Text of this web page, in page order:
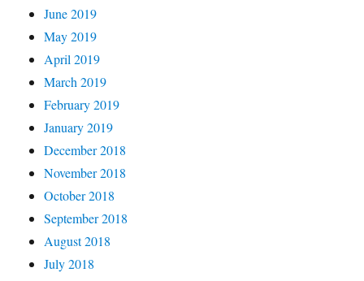
June 2019
May 2019
April 2019
March 2019
February 2019
January 2019
December 2018
November 2018
October 2018
September 2018
August 2018
July 2018